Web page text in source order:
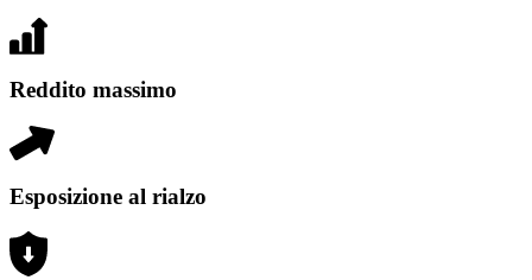
Reddito massimo
Esposizione al rialzo